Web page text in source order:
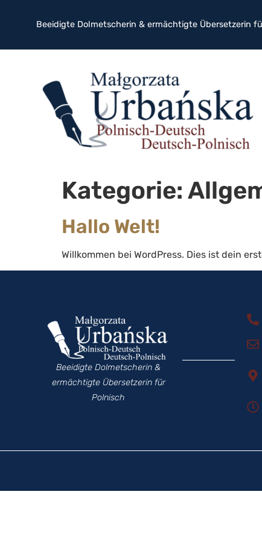
Beeidigte Dolmetscherin & ermächtigte Übersetzerin
Kategorie:
Hallo Welt!
Willkommen bei WordPress. Dies ist dein
Beeidigte Dolmetscherin &
ermächtigte Übersetzerin für
Polnisch